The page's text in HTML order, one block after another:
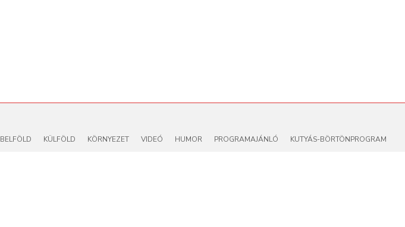
BELFÖLD KÜLFÖLD KÖRNYEZET VIDEÓ HUMOR PROGRAMAJÁNLÓ KUTYÁS-BÖRTÖNPROGRAM